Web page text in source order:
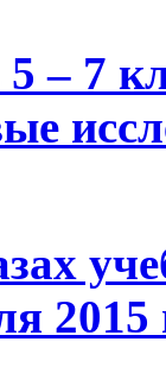
– 7
2015